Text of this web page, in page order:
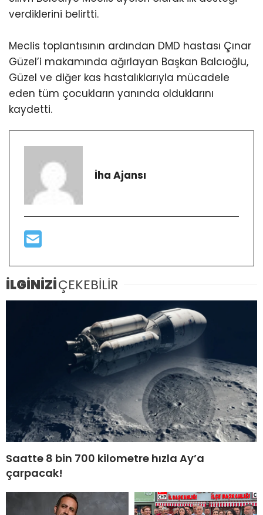
verdiklerini belirtti.
Meclis toplantısının ardından DMD hastası Çınar
Güzel’i makamında ağırlayan Başkan Balcıoğlu,
Güzel ve diğer kas hastalıklarıyla mücadele
eden tüm çocukların yanında olduklarını
kaydetti.
İha Ajansı
İLGİNİZİÇEKEBİLİR
Saatte 8 bin 700 kilometre hızla Ay’a
çarpacak!